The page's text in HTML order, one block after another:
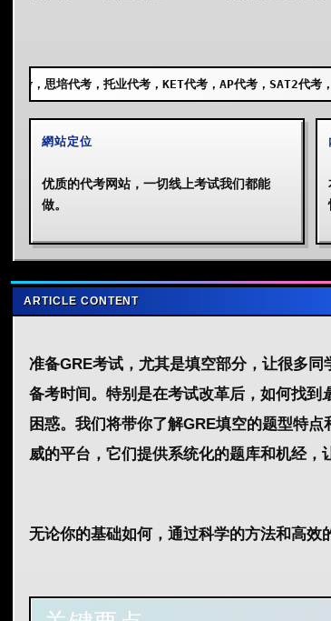
业代考，KET代考，AP代考，SAT2代考，A-LEVEL
網站定位
优质的代考网站，一切线上考试我们都能
做。
ARTICLE CONTENT
准备GRE考试，尤其是填空部分，让很多
备考时间。特别是在考试改革后，如何找到
困惑。我们将带你了解GRE填空的题型特点
威的平台 ，它们提供系统化的题库和机经，
无论你的基础如何，通过科学的方法和高效